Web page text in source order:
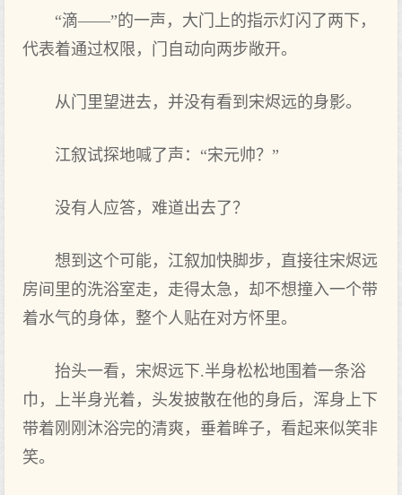
“滴——”的一声，大门上的指示灯闪了两下，
代表着通过权限，门自动向两步敞开。
从门里望进去，并没有看到宋烬远的身影。
江叙试探地喊了声：“宋元帅？”
没有人应答，难道出去了？
想到这个可能，江叙加快脚步，直接往宋烬远
房间里的洗浴室走，走得太急，却不想撞入一个带
着水气的身体，整个人贴在对方怀里。
抬头一看，宋烬远下.半身松松地围着一条浴
巾，上半身光着，头发披散在他的身后，浑身上下
带着刚刚沐浴完的清爽，垂着眸子，看起来似笑非
笑。